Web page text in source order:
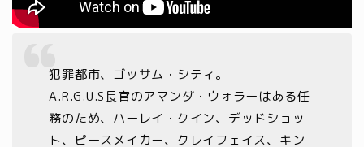
犯罪都市、ゴッサム・シティ。
A.R.G.U.S長官のアマンダ・ウォラーはある任
務のため、ハーレイ・クイン、デッドショッ
ト、ピースメイカー、クレイフェイス、キン